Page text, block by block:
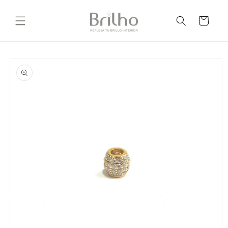
al contenido
Carrito
a la
información